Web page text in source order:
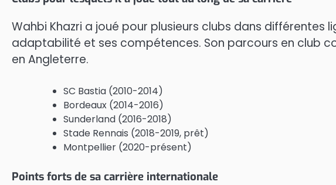
Wahbi Khazri a joué pour plusieurs clubs dans différentes
adaptabilité et ses compétences. Son parcours en club
en Angleterre.
SC Bastia (2010-2014)
Bordeaux (2014-2016)
Sunderland (2016-2018)
Stade Rennais (2018-2019, prêt)
Montpellier (2020-présent)
Points forts de sa carrière internationale